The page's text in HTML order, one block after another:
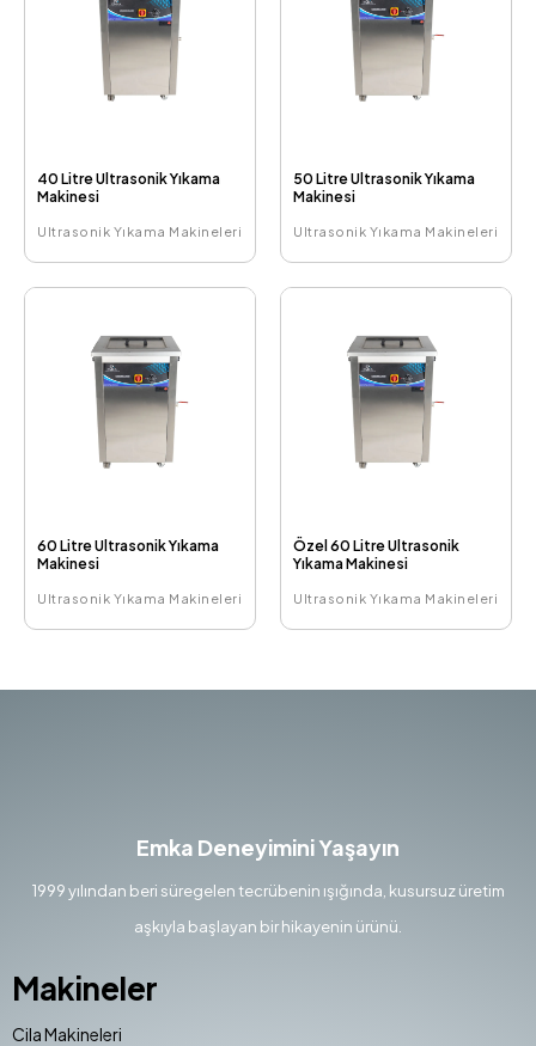
40 Litre Ultrasonik Yıkama
Makinesi
Ultrasonik Yıkama Makineleri
50 Litre Ultrasonik Yıkama
Makinesi
Ultrasonik Yıkama Makineleri
60 Litre Ultrasonik Yıkama
Makinesi
Ultrasonik Yıkama Makineleri
Özel 60 Litre Ultrasonik
Yıkama Makinesi
Ultrasonik Yıkama Makineleri
Emka Deneyimini Yaşayın
1999 yılından beri süregelen tecrübenin ışığında, kusursuz üretim
aşkıyla başlayan bir hikayenin ürünü.
Makineler
Cila Makineleri